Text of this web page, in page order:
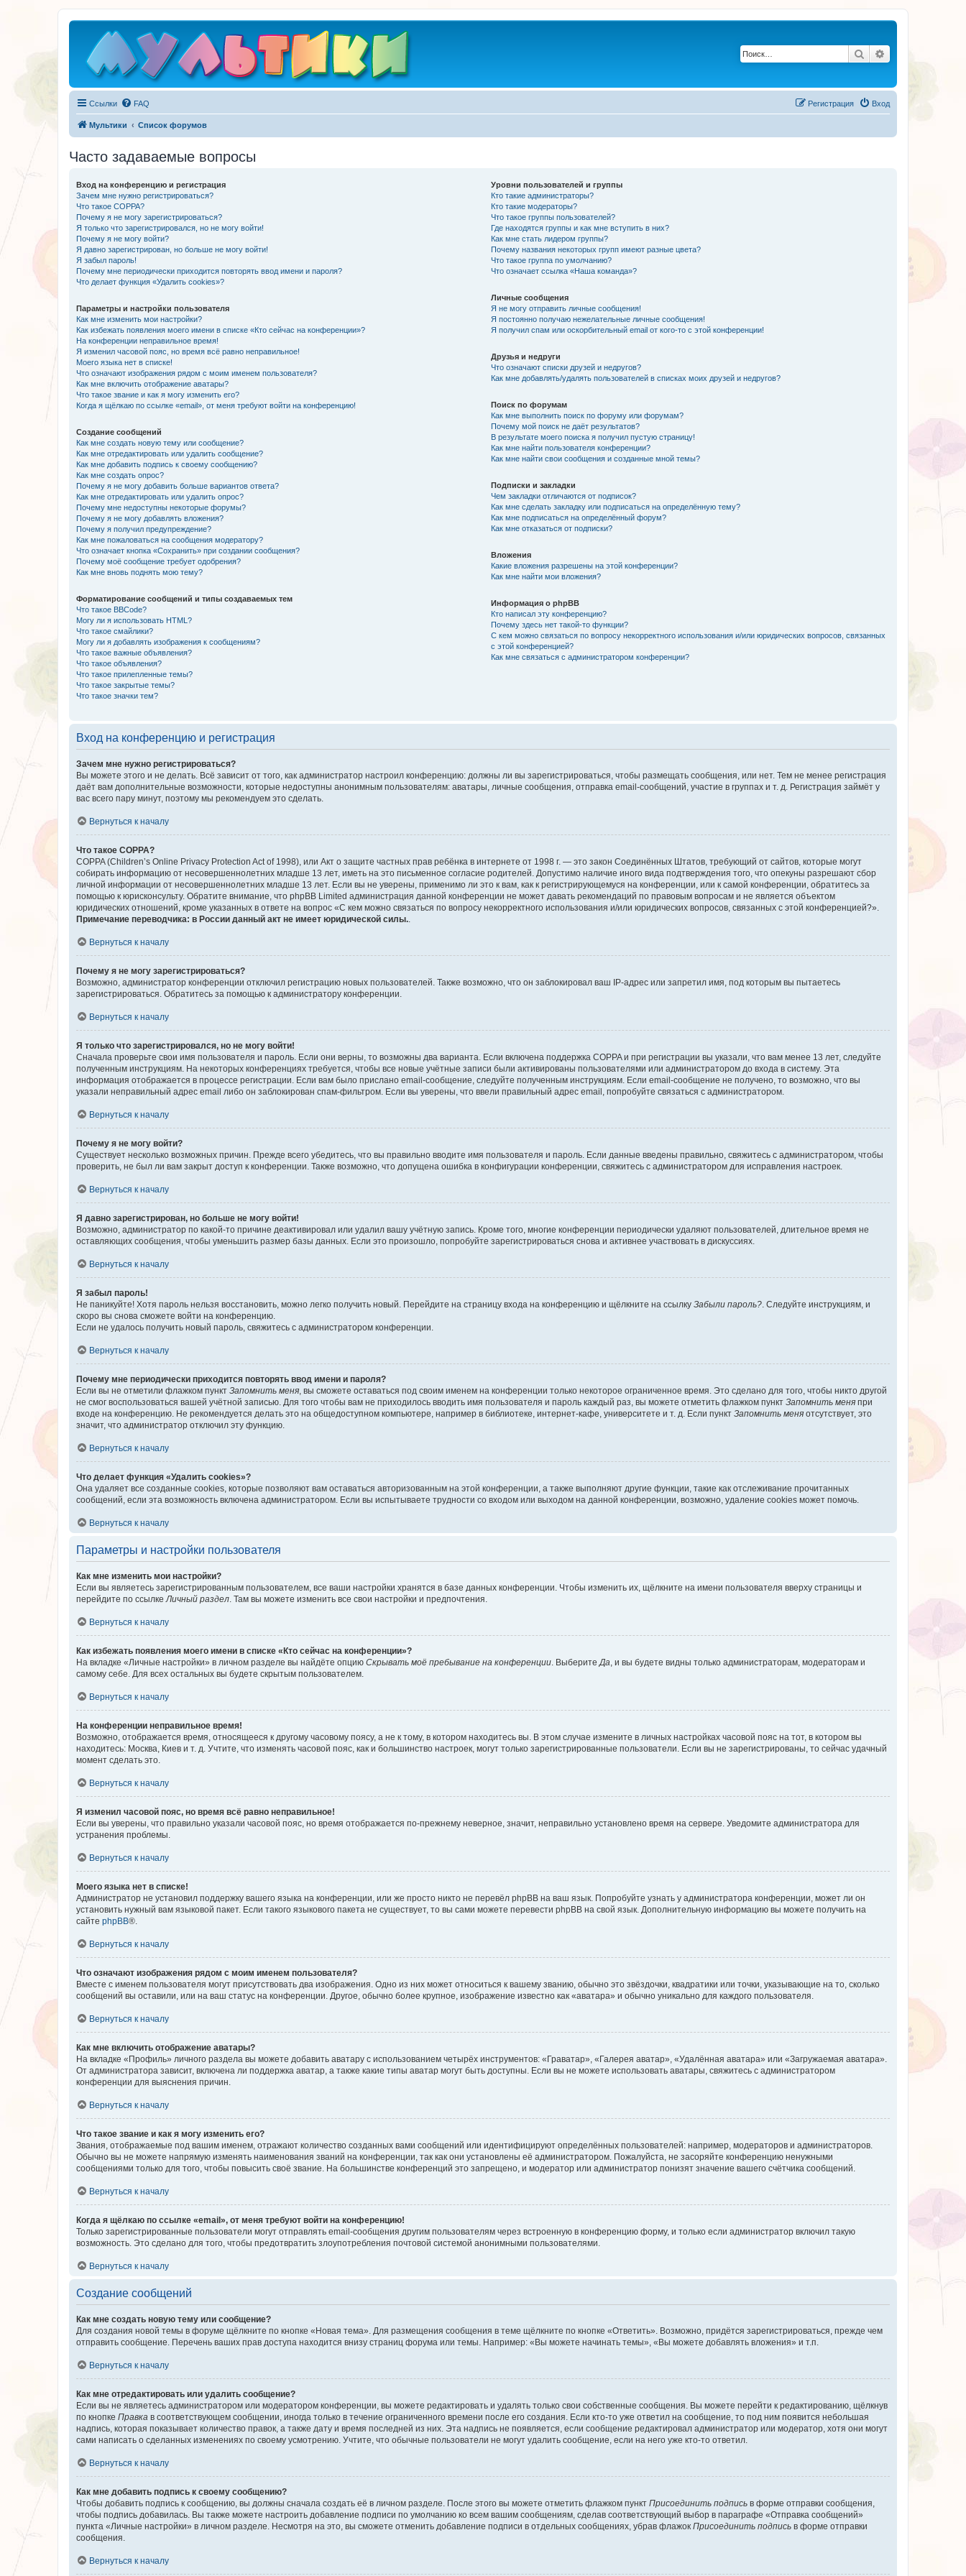
Поиск
Ссылки FAQ Вход
Регистрация
Мультики Список форумов
Часто задаваемые вопросы
Вход на конференцию и регистрация
Зачем мне нужно регистрироваться?
Что такое COPPA?
Почему я не могу зарегистрироваться?
Я только что зарегистрировался, но не могу войти!
Почему я не могу войти?
Я давно зарегистрирован, но больше не могу войти!
Я забыл пароль!
Почему мне периодически приходится повторять ввод имени и пароля?
Что делает функция «Удалить cookies»?
Параметры и настройки пользователя
Как мне изменить мои настройки?
Как избежать появления моего имени в списке «Кто сейчас на конференции»?
На конференции неправильное время!
Я изменил часовой пояс, но время всё равно неправильное!
Моего языка нет в списке!
Что означают изображения рядом с моим именем пользователя?
Как мне включить отображение аватары?
Что такое звание и как я могу изменить его?
Когда я щёлкаю по ссылке «email», от меня требуют войти на конференцию!
Создание сообщений
Как мне создать новую тему или сообщение?
Как мне отредактировать или удалить сообщение?
Как мне добавить подпись к своему сообщению?
Как мне создать опрос?
Почему я не могу добавить больше вариантов ответа?
Как мне отредактировать или удалить опрос?
Почему мне недоступны некоторые форумы?
Почему я не могу добавлять вложения?
Почему я получил предупреждение?
Как мне пожаловаться на сообщения модератору?
Что означает кнопка «Сохранить» при создании сообщения?
Почему моё сообщение требует одобрения?
Как мне вновь поднять мою тему?
Форматирование сообщений и типы создаваемых тем
Что такое BBCode?
Могу ли я использовать HTML?
Что такое смайлики?
Могу ли я добавлять изображения к сообщениям?
Что такое важные объявления?
Что такое объявления?
Что такое прилепленные темы?
Что такое закрытые темы?
Что такое значки тем?
Уровни пользователей и группы
Кто такие администраторы?
Кто такие модераторы?
Что такое группы пользователей?
Где находятся группы и как мне вступить в них?
Как мне стать лидером группы?
Почему названия некоторых групп имеют разные цвета?
Что такое группа по умолчанию?
Что означает ссылка «Наша команда»?
Личные сообщения
Я не могу отправить личные сообщения!
Я постоянно получаю нежелательные личные сообщения!
Я получил спам или оскорбительный email от кого-то с этой конференции!
Друзья и недруги
Что означают списки друзей и недругов?
Как мне добавлять/удалять пользователей в списках моих друзей и недругов?
Поиск по форумам
Как мне выполнить поиск по форуму или форумам?
Почему мой поиск не даёт результатов?
В результате моего поиска я получил пустую страницу!
Как мне найти пользователя конференции?
Как мне найти свои сообщения и созданные мной темы?
Подписки и закладки
Чем закладки отличаются от подписок?
Как мне сделать закладку или подписаться на определённую тему?
Как мне подписаться на определённый форум?
Как мне отказаться от подписки?
Вложения
Какие вложения разрешены на этой конференции?
Как мне найти мои вложения?
Информация о phpBB
Кто написал эту конференцию?
Почему здесь нет такой-то функции?
С кем можно связаться по вопросу некорректного использования и/или юридических вопросов, связанных
с этой конференцией?
Как мне связаться с администратором конференции?
Вход на конференцию и регистрация
Зачем мне нужно регистрироваться?
Вы можете этого и не делать. Всё зависит от того, как администратор настроил конференцию: должны ли вы зарегистрироваться, чтобы размещать сообщения, или нет. Тем не менее регистрация
даёт вам дополнительные возможности, которые недоступны анонимным пользователям: аватары, личные сообщения, отправка email-сообщений, участие в группах и т. д. Регистрация займёт у
вас всего пару минут, поэтому мы рекомендуем это сделать.
Вернуться к началу
Что такое COPPA?
COPPA (Children’s Online Privacy Protection Act of 1998), или Акт о защите частных прав ребёнка в интернете от 1998 г. — это закон Соединённых Штатов, требующий от сайтов, которые могут
собирать информацию от несовершеннолетних младше 13 лет, иметь на это письменное согласие родителей. Допустимо наличие иного вида подтверждения того, что опекуны разрешают сбор
личной информации от несовершеннолетних младше 13 лет. Если вы не уверены, применимо ли это к вам, как к регистрирующемуся на конференции, или к самой конференции, обратитесь за
помощью к юрисконсульту. Обратите внимание, что phpBB Limited администрация данной конференции не может давать рекомендаций по правовым вопросам и не является объектом
юридических отношений, кроме указанных в ответе на вопрос «С кем можно связаться по вопросу некорректного использования и/или юридических вопросов, связанных с этой конференцией?».
Примечание переводчика: в России данный акт не имеет юридической силы..
Вернуться к началу
Почему я не могу зарегистрироваться?
Возможно, администратор конференции отключил регистрацию новых пользователей. Также возможно, что он заблокировал ваш IP-адрес или запретил имя, под которым вы пытаетесь
зарегистрироваться. Обратитесь за помощью к администратору конференции.
Вернуться к началу
Я только что зарегистрировался, но не могу войти!
Сначала проверьте свои имя пользователя и пароль. Если они верны, то возможны два варианта. Если включена поддержка COPPA и при регистрации вы указали, что вам менее 13 лет, следуйте
полученным инструкциям. На некоторых конференциях требуется, чтобы все новые учётные записи были активированы пользователями или администратором до входа в систему. Эта
информация отображается в процессе регистрации. Если вам было прислано email-сообщение, следуйте полученным инструкциям. Если email-сообщение не получено, то возможно, что вы
указали неправильный адрес email либо он заблокирован спам-фильтром. Если вы уверены, что ввели правильный адрес email, попробуйте связаться с администратором.
Вернуться к началу
Почему я не могу войти?
Существует несколько возможных причин. Прежде всего убедитесь, что вы правильно вводите имя пользователя и пароль. Если данные введены правильно, свяжитесь с администратором, чтобы
проверить, не был ли вам закрыт доступ к конференции. Также возможно, что допущена ошибка в конфигурации конференции, свяжитесь с администратором для исправления настроек.
Вернуться к началу
Я давно зарегистрирован, но больше не могу войти!
Возможно, администратор по какой-то причине деактивировал или удалил вашу учётную запись. Кроме того, многие конференции периодически удаляют пользователей, длительное время не
оставляющих сообщения, чтобы уменьшить размер базы данных. Если это произошло, попробуйте зарегистрироваться снова и активнее участвовать в дискуссиях.
Вернуться к началу
Я забыл пароль!
Не паникуйте! Хотя пароль нельзя восстановить, можно легко получить новый. Перейдите на страницу входа на конференцию и щёлкните на ссылку Забыли пароль?. Следуйте инструкциям, и
скоро вы снова сможете войти на конференцию.
Если не удалось получить новый пароль, свяжитесь с администратором конференции.
Вернуться к началу
Почему мне периодически приходится повторять ввод имени и пароля?
Если вы не отметили флажком пункт Запомнить меня, вы сможете оставаться под своим именем на конференции только некоторое ограниченное время. Это сделано для того, чтобы никто другой
не смог воспользоваться вашей учётной записью. Для того чтобы вам не приходилось вводить имя пользователя и пароль каждый раз, вы можете отметить флажком пункт Запомнить меня при
входе на конференцию. Не рекомендуется делать это на общедоступном компьютере, например в библиотеке, интернет-кафе, университете и т. д. Если пункт Запомнить меня отсутствует, это
значит, что администратор отключил эту функцию.
Вернуться к началу
Что делает функция «Удалить cookies»?
Она удаляет все созданные cookies, которые позволяют вам оставаться авторизованным на этой конференции, а также выполняют другие функции, такие как отслеживание прочитанных
сообщений, если эта возможность включена администратором. Если вы испытываете трудности со входом или выходом на данной конференции, возможно, удаление cookies может помочь.
Вернуться к началу
Параметры и настройки пользователя
Как мне изменить мои настройки?
Если вы являетесь зарегистрированным пользователем, все ваши настройки хранятся в базе данных конференции. Чтобы изменить их, щёлкните на имени пользователя вверху страницы и
перейдите по ссылкеЛичный раздел. Там вы можете изменить все свои настройки и предпочтения.
Вернуться к началу
Как избежать появления моего имени в списке «Кто сейчас на конференции»?
На вкладке «Личные настройки» в личном разделе вы найдёте опцию Скрывать моё пребывание на конференции. ВыберитеДа, и вы будете видны только администраторам, модераторам и
самому себе. Для всех остальных вы будете скрытым пользователем.
Вернуться к началу
На конференции неправильное время!
Возможно, отображается время, относящееся к другому часовому поясу, а не к тому, в котором находитесь вы. В этом случае измените в личных настройках часовой пояс на тот, в котором вы
находитесь: Москва, Киев и т. д. Учтите, что изменять часовой пояс, как и большинство настроек, могут только зарегистрированные пользователи. Если вы не зарегистрированы, то сейчас удачный
момент сделать это.
Вернуться к началу
Я изменил часовой пояс, но время всё равно неправильное!
Если вы уверены, что правильно указали часовой пояс, но время отображается по-прежнему неверное, значит, неправильно установлено время на сервере. Уведомите администратора для
устранения проблемы.
Вернуться к началу
Моего языка нет в списке!
Администратор не установил поддержку вашего языка на конференции, или же просто никто не перевёл phpBB на ваш язык. Попробуйте узнать у администратора конференции, может ли он
установить нужный вам языковой пакет. Если такого языкового пакета не существует, то вы сами можете перевести phpBB на свой язык. Дополнительную информацию вы можете получить на
сайте phpBB®.
Вернуться к началу
Что означают изображения рядом с моим именем пользователя?
Вместе с именем пользователя могут присутствовать два изображения. Одно из них может относиться к вашему званию, обычно это звёздочки, квадратики или точки, указывающие на то, сколько
сообщений вы оставили, или на ваш статус на конференции. Другое, обычно более крупное, изображение известно как «аватара» и обычно уникально для каждого пользователя.
Вернуться к началу
Как мне включить отображение аватары?
На вкладке «Профиль» личного раздела вы можете добавить аватару с использованием четырёх инструментов: «Граватар», «Галерея аватар», «Удалённая аватара» или «Загружаемая аватара».
От администратора зависит, включена ли поддержка аватар, а также какие типы аватар могут быть доступны. Если вы не можете использовать аватары, свяжитесь с администратором
конференции для выяснения причин.
Вернуться к началу
Что такое звание и как я могу изменить его?
Звания, отображаемые под вашим именем, отражают количество созданных вами сообщений или идентифицируют определённых пользователей: например, модераторов и администраторов.
Обычно вы не можете напрямую изменять наименования званий на конференции, так как они установлены её администратором. Пожалуйста, не засоряйте конференцию ненужными
сообщениями только для того, чтобы повысить своё звание. На большинстве конференций это запрещено, и модератор или администратор понизят значение вашего счётчика сообщений.
Вернуться к началу
Когда я щёлкаю по ссылке «email», от меня требуют войти на конференцию!
Только зарегистрированные пользователи могут отправлять email-сообщения другим пользователям через встроенную в конференцию форму, и только если администратор включил такую
возможность. Это сделано для того, чтобы предотвратить злоупотребления почтовой системой анонимными пользователями.
Вернуться к началу
Создание сообщений
Как мне создать новую тему или сообщение?
Для создания новой темы в форуме щёлкните по кнопке «Новая тема». Для размещения сообщения в теме щёлкните по кнопке «Ответить». Возможно, придётся зарегистрироваться, прежде чем
отправить сообщение. Перечень ваших прав доступа находится внизу страниц форума или темы. Например: «Вы можете начинать темы», «Вы можете добавлять вложения» и т.п.
Вернуться к началу
Как мне отредактировать или удалить сообщение?
Если вы не являетесь администратором или модератором конференции, вы можете редактировать и удалять только свои собственные сообщения. Вы можете перейти к редактированию, щёлкнув
по кнопке Правка в соответствующем сообщении, иногда только в течение ограниченного времени после его создания. Если кто-то уже ответил на сообщение, то под ним появится небольшая
надпись, которая показывает количество правок, а также дату и время последней из них. Эта надпись не появляется, если сообщение редактировал администратор или модератор, хотя они могут
сами написать о сделанных изменениях по своему усмотрению. Учтите, что обычные пользователи не могут удалить сообщение, если на него уже кто-то ответил.
Вернуться к началу
Как мне добавить подпись к своему сообщению?
Чтобы добавить подпись к сообщению, вы должны сначала создать её в личном разделе. После этого вы можете отметить флажком пункт Присоединить подпись в форме отправки сообщения,
чтобы подпись добавилась. Вы также можете настроить добавление подписи по умолчанию ко всем вашим сообщениям, сделав соответствующий выбор в параграфе «Отправка сообщений»
пункта «Личные настройки» в личном разделе. Несмотря на это, вы сможете отменить добавление подписи в отдельных сообщениях, убрав флажок Присоединить подпись в форме отправки
сообщения.
Вернуться к началу